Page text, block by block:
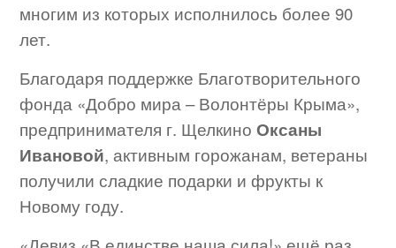
многим из которых исполнилось более 90
лет.
Благодаря поддержке Благотворительного
фонда «Добро мира – Волонтёры Крыма»,
предпринимателя г. ЩелкиноОксаны
Ивановой, активным горожанам, ветераны
получили сладкие подарки и фрукты к
Новому году.